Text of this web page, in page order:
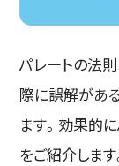
パレートの法
際に誤解があ
ます。効果的
をご紹介します